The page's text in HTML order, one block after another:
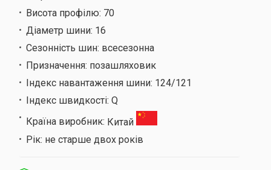
Висота профілю: 70
Діаметр шини: 16
Сезонність шин: всесезонна
Призначення: позашляховик
Індекс навантаження шини: 124/121
Індекс швидкості: Q
Країна виробник: Китай
Рік: не старше двох років